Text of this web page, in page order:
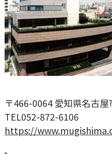
〒466-0064 愛知県名古
TEL052-872-6106
https://